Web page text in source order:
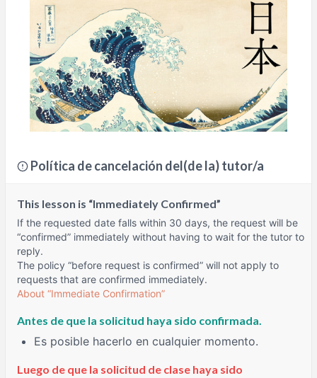
Política de cancelación del(de la) tutor/a
This lesson is “Immediately Confirmed”
If the requested date falls within 30 days, the request will be
“confirmed” immediately without having to wait for the tutor to
reply.
The policy “before request is confirmed” will not apply to
requests that are confirmed immediately.
About “Immediate Confirmation”
Antes de que la solicitud haya sido confirmada.
Es posible hacerlo en cualquier momento.
Luego de que la solicitud de clase haya sido